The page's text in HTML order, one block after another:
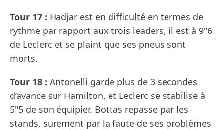
Tour 17 : Hadjar est en difficulté en termes de
rythme par rapport aux trois leaders, il est à 9"6
de Leclerc et se plaint que ses pneus sont
morts.
Tour 18 : Antonelli garde plus de 3 secondes
d’avance sur Hamilton, et Leclerc se stabilise à
5"5 de son équipier. Bottas repasse par les
stands, surement par la faute de ses problèmes